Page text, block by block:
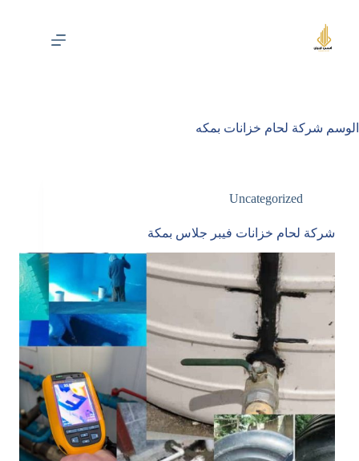
المحتوى
الوسم شركة لحام خزانات بمكه
Uncategorized
شركة لحام خزانات فيبر جلاس بمكة